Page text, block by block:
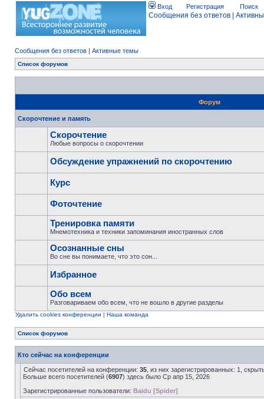
Вход Регистрация Поиск
Сообщения без ответов
Сообщения без ответов | Активные темы
Список форумов
Форум
Скорочтение и память
Скорочтение
Любые вопросы о скорочтении
Обсуждение упражнений по скорочтению
Курс
Фоточтение
Тренировка памяти
Мнемотехника и техники запоминания иностранных слов
Осознанные сны
Во сне вы понимаете, что это сон...
Избранное
Обо всем
Разговариваем обо всем, что не вошло в другие разделы
Удалить cookies конференции | Наша команда
Список форумов
Кто сейчас на конференции
Сейчас посетителей на конференции: 35 , из них зарегистрированных: 1,
Больше всего посетителей (6907) здесь было Ср апр 15, 2026
Зарегистрированные пользователи: Baidu [Spider]